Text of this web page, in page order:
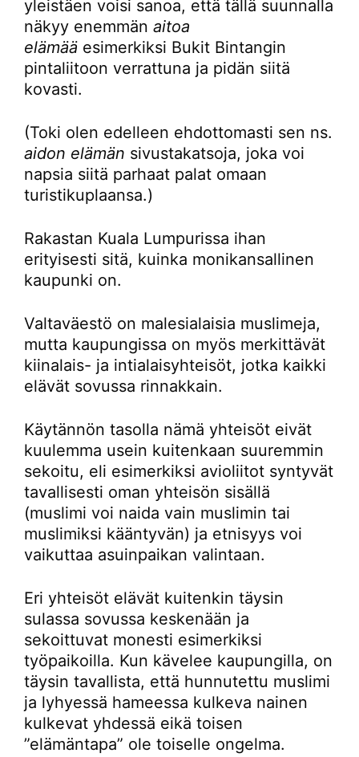
yleistäen voisi sanoa, että tällä suunnalla
näkyy enemmän aitoa
elämää esimerkiksi Bukit Bintangin
pintaliitoon verrattuna ja pidän siitä
kovasti.
(Toki olen edelleen ehdottomasti sen ns.
aidon elämän sivustakatsoja, joka voi
napsia siitä parhaat palat omaan
turistikuplaansa.)
Rakastan Kuala Lumpurissa ihan
erityisesti sitä, kuinka monikansallinen
kaupunki on.
Valtaväestö on malesialaisia muslimeja,
mutta kaupungissa on myös merkittävät
kiinalais- ja intialaisyhteisöt, jotka kaikki
elävät sovussa rinnakkain.
Käytännön tasolla nämä yhteisöt eivät
kuulemma usein kuitenkaan suuremmin
sekoitu, eli esimerkiksi avioliitot syntyvät
tavallisesti oman yhteisön sisällä
(muslimi voi naida vain muslimin tai
muslimiksi kääntyvän) ja etnisyys voi
vaikuttaa asuinpaikan valintaan.
Eri yhteisöt elävät kuitenkin täysin
sulassa sovussa keskenään ja
sekoittuvat monesti esimerkiksi
työpaikoilla. Kun kävelee kaupungilla, on
täysin tavallista, että hunnutettu muslimi
ja lyhyessä hameessa kulkeva nainen
kulkevat yhdessä eikä toisen
”elämäntapa” ole toiselle ongelma.